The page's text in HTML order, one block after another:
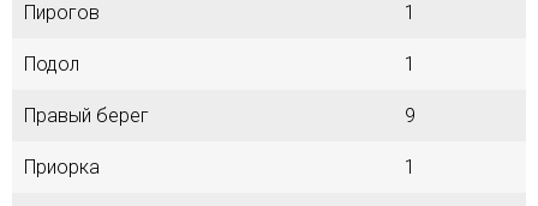
Пирогов 1
Подол 1
Правый берег 9
Приорка 1